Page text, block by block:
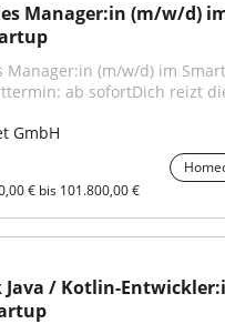
Manager:in (m/w/d)
Manager:in (m/w/d) im
ab sofortDich reizt
GmbH
€ bis 101.800,00 €
Java / Kotlin-